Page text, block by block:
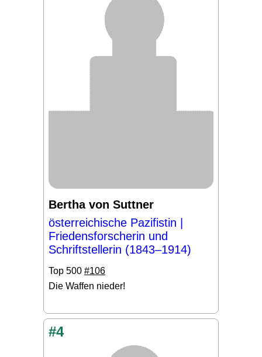
Bertha von Suttner
österreichische Pazifistin |
Friedensforscherin und
Schriftstellerin (1843–1914)
Top 500 #106
Die Waffen nieder!
#4